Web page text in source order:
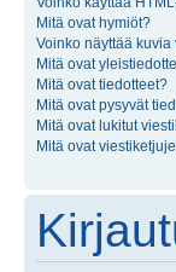
Mitä ovat hymiöt?
Voinko näyttää
Mitä ovat
Mitä ovat tiedotteet?
Mitä ovat pysyvät
Mitä ovat lukitut
Mitä ovat